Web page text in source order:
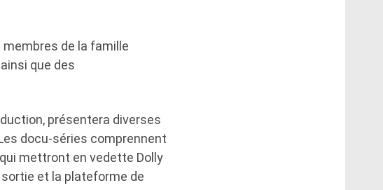
de la famille
que des
présentera diverses
docu-séries comprennent
mettront en vedette Dolly
et la plateforme de